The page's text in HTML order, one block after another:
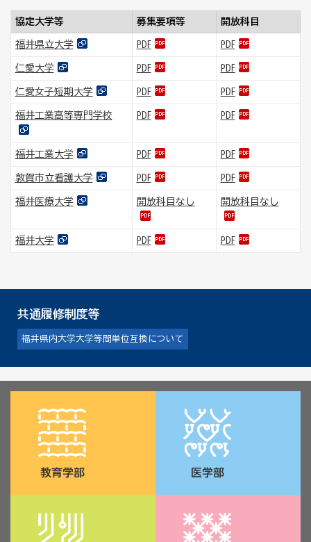
協定大学等 募集要項等 開放科目
福井県立大学 PDF PDF
仁愛大学 PDF PDF
仁愛女子短期大学 PDF PDF
福井工業高等専門学校 PDF PDF
福井工業大学 PDF PDF
敦賀市立看護大学 PDF PDF
福井医療大学 開放科目なし 開放科目なし
福井大学 PDF PDF
共通履修制度等
福井県内大学大学等間単位互換について